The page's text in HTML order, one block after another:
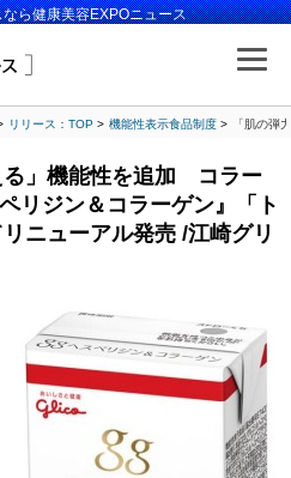
ら健康美容EXPOニュース
リリース：TOP 機能性表示食品制度 「肌の弾
る」機能性を追加 コラー
リジン＆コラーゲン』「ト
ニューアル発売 /江崎グリ